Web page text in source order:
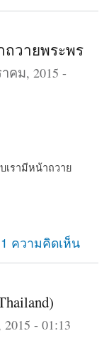
ถวายพระพร
คม, 2015 -
เรามีหน้าถวาย
วายพระพร
1 ความคิดเห็น
- 01:13